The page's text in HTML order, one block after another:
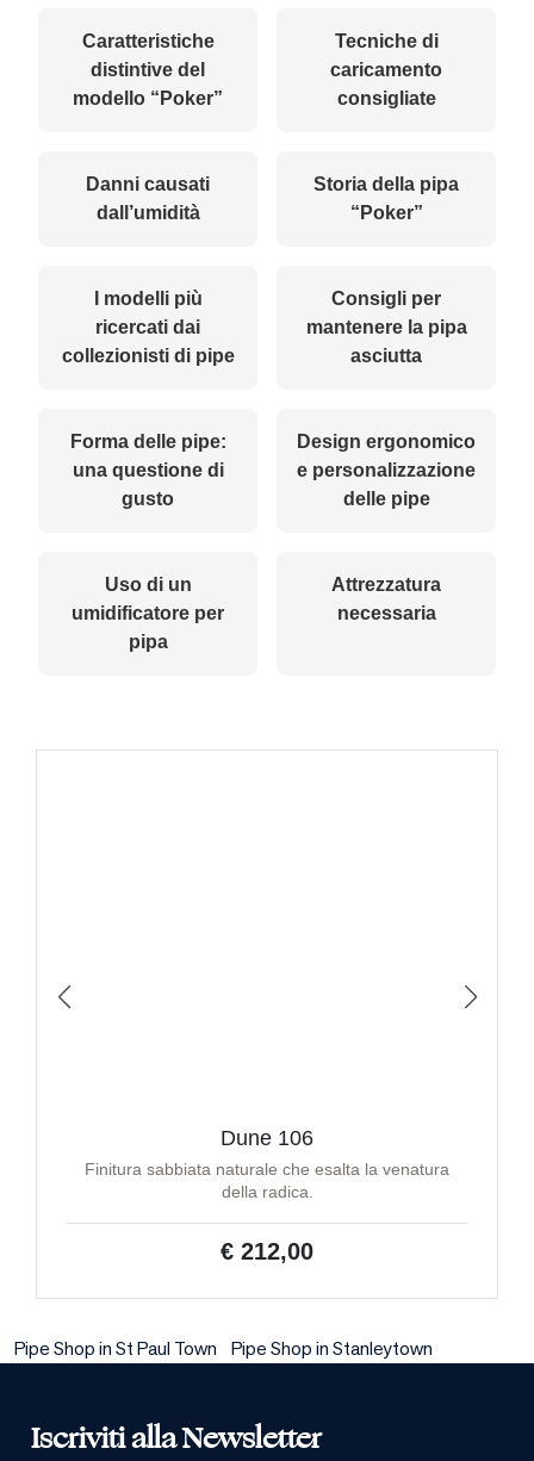
Caratteristiche
distintive del
modello “Poker”
Tecniche di
caricamento
consigliate
Danni causati
dall’umidità
Storia della pipa
“Poker”
I modelli più
ricercati dai
collezionisti di pipe
Consigli per
mantenere la pipa
asciutta
Forma delle pipe:
una questione di
gusto
Design ergonomico
e personalizzazione
delle pipe
Uso di un
umidificatore per
pipa
Attrezzatura
necessaria
Dune 106
Finitura sabbiata naturale che esalta la venatura
della radica.
€ 212,00
Pipe Shop in St Paul Town Pipe Shop in Stanleytown
Iscriviti alla Newsletter